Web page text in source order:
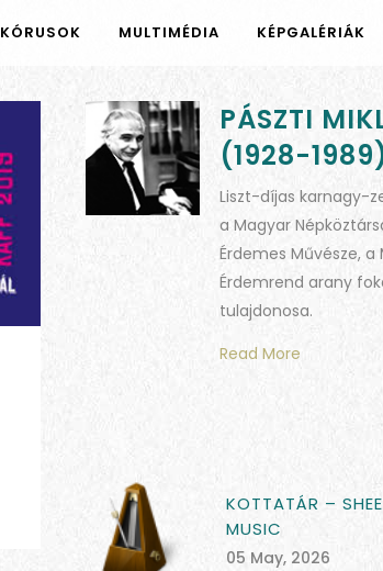
KÓRUSOK MULTIMÉDIA KÉPGALÉRIÁK
PÁSZTI
(1928-
Liszt-díjas karnagy-
a Magyar
Érdemes Művésze, a
Érdemrend arany
tulajdonosa.
Read More
KOTTATÁR –
MUSIC
05 May, 2026